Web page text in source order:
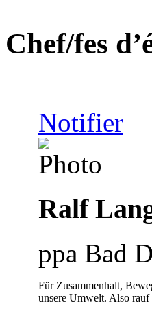
Chef/fes
Notifier
Ralf
ppa Bad
Für Zusammenhalt,
unsere Umwelt. Also rauf